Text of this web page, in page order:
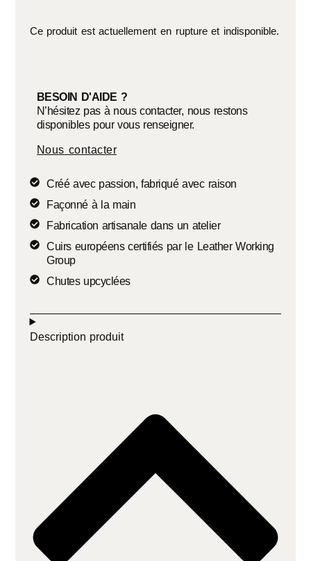
Ce produit est actuellement en rupture et indisponible.
BESOIN D'AIDE ?
N’hésitez pas à nous contacter, nous restons
disponibles pour vous renseigner.
Nous contacter
Créé avec passion, fabriqué avec raison
Façonné à la main
Fabrication artisanale dans un atelier
Cuirs européens certifiés par le Leather Working
Group
Chutes upcyclées
Description produit